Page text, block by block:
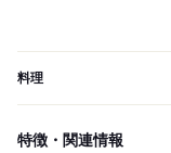
料理
特徴・関連情報